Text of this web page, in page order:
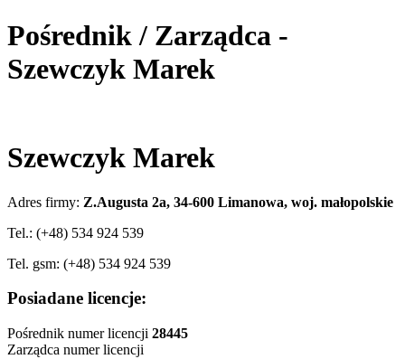
Pośrednik / Zarządca -
Szewczyk Marek
Szewczyk Marek
Adres firmy: Z.Augusta 2a, 34-600 Limanowa, woj. małopolskie
Tel.: (+48) 534 924 539
Tel. gsm: (+48) 534 924 539
Posiadane licencje:
Pośrednik numer licencji 28445
Zarządca numer licencji